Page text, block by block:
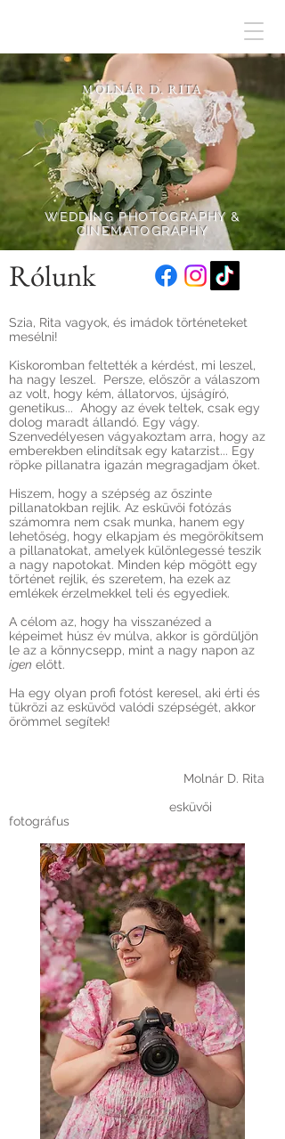
MOLNÁR D. RITA
WEDDING PHOTOGRAPHY &
CINEMATOGRAPHY
Rólunk
Szia, Rita vagyok, és imádok történeteket
mesélni!
Kiskoromban feltették a kérdést, mi leszel,
ha nagy leszel. Persze, először a válaszom
az volt, hogy kém, állatorvos, újságíró,
genetikus... Ahogy az évek teltek, csak egy
dolog maradt állandó. Egy vágy.
Szenvedélyesen vágyakoztam arra, hogy az
emberekben elindítsak egy katarzist... Egy
röpke pillanatra igazán megragadjam őket.
Hiszem, hogy a szépség az őszinte
pillanatokban rejlik. Az esküvői fotózás
számomra nem csak munka, hanem egy
lehetőség, hogy elkapjam és megörökítsem
a pillanatokat, amelyek különlegessé teszik
a nagy napotokat. Minden kép mögött egy
történet rejlik, és szeretem, ha ezek az
emlékek érzelmekkel teli és egyediek.
A célom az, hogy ha visszanézed a
képeimet húsz év múlva, akkor is gördüljön
le az a könnycsepp, mint a nagy napon az
igen előtt.
Ha egy olyan profi fotóst keresel, aki érti és
tükrözi az esküvőd valódi szépségét, akkor
örömmel segítek!
Molnár D. Rita
esküvői
fotográfus